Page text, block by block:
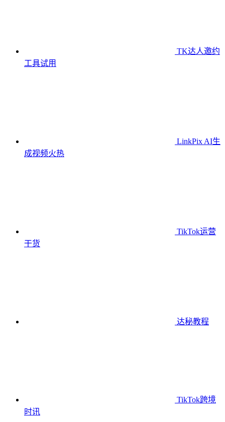
TK达人邀约
工具试用
LinkPix AI生
成视频火热
TikTok运营
干货
达秘教程
TikTok跨境
时讯